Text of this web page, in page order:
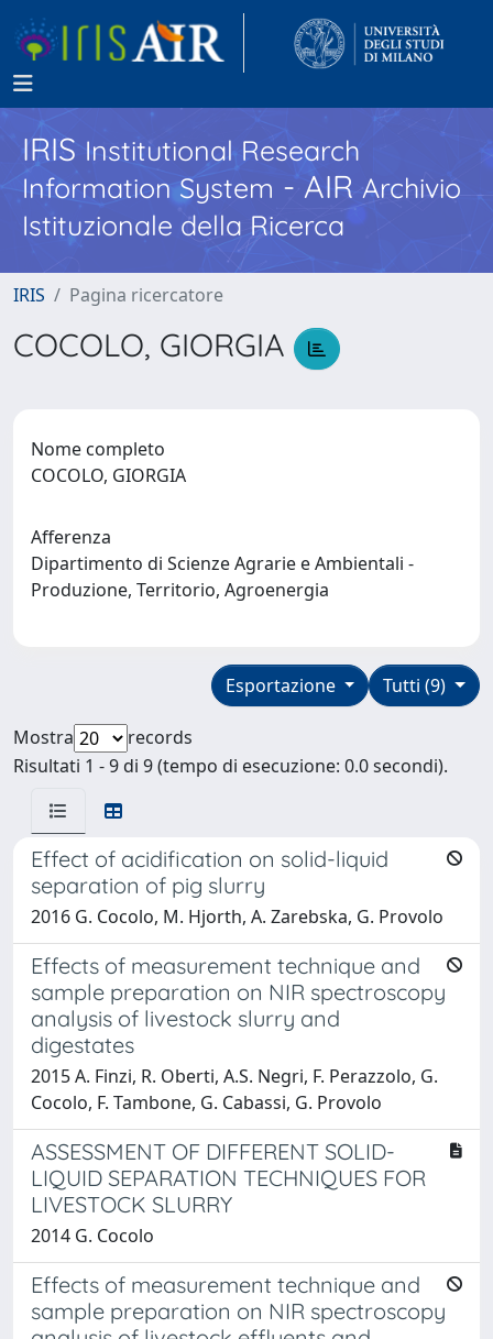
IRISInstitutional Research
Information System - AIR Archivio
Istituzionale della Ricerca
IRIS Pagina ricercatore
COCOLO, GIORGIA
Nome completo
COCOLO, GIORGIA
Afferenza
Dipartimento di Scienze Agrarie e Ambientali -
Produzione, Territorio, Agroenergia
Tutti (9)
Esportazione
Mostra
records
Risultati 1 - 9 di 9 (tempo di esecuzione: 0.0 secondi).
Effect of acidification on solid-liquid
separation of pig slurry
2016 G. Cocolo, M. Hjorth, A. Zarebska, G. Provolo
Effects of measurement technique and
sample preparation on NIR spectroscopy
analysis of livestock slurry and
digestates
2015 A. Finzi, R. Oberti, A.S. Negri, F. Perazzolo, G.
Cocolo, F. Tambone, G. Cabassi, G. Provolo
ASSESSMENT OF DIFFERENT SOLID-
LIQUID SEPARATION TECHNIQUES FOR
LIVESTOCK SLURRY
2014 G. Cocolo
Effects of measurement technique and
sample preparation on NIR spectroscopy